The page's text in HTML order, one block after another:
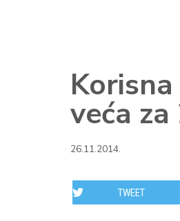
veća
26.11.2014.
TWEET